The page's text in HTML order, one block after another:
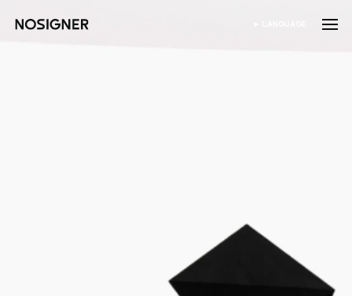
홈 SELECT LANGUAGE